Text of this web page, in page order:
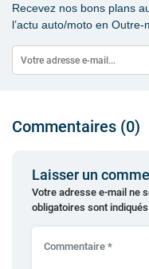
Recevez nos bons plans
l’actu auto/moto en
Commentaires (0)
Laisser un
Votre adresse e-mail ne
obligatoires sont